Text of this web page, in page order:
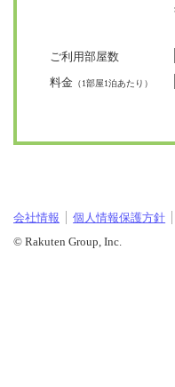
ご利用部屋数
料金 （1部屋1泊あたり）
会社情報 個人情報保護方針
© Rakuten Group, Inc.